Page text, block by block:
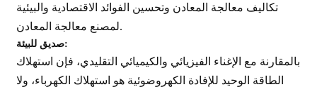
تكاليف معالجة المعادن وتحسين الفوائد الاقتصادية والبيئية
لمصنع معالجة المعادن.
صديق للبيئة:
بالمقارنة مع الإغناء الفيزيائي والكيميائي التقليدي، فإن استهلاك
الطاقة الوحيد للإفادة الكهروضوئية هو استهلاك الكهرباء، ولا